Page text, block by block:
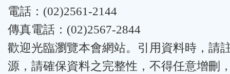
電話：(02)2561-2144
傳真電話：(02)2567-2844
歡迎光臨瀏覽本會網站。引用資料時，請
源，請確保資料之完整性，不得任意增刪